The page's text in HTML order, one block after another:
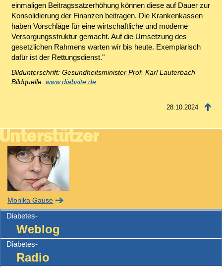
einmaligen Beitragssatzerhöhung können diese auf Dauer zur
Konsolidierung der Finanzen beitragen. Die Krankenkassen
haben Vorschläge für eine wirtschaftliche und moderne
Versorgungsstruktur gemacht. Auf die Umsetzung des
gesetzlichen Rahmens warten wir bis heute. Exemplarisch
dafür ist der Rettungsdienst."
Bildunterschrift: Gesundheitsminister Prof. Karl Lauterbach
Bildquelle: www.diabsite.de
28.10.2024
Monika Gause
Diabetes-
Weblog
Diabetes-
Radio